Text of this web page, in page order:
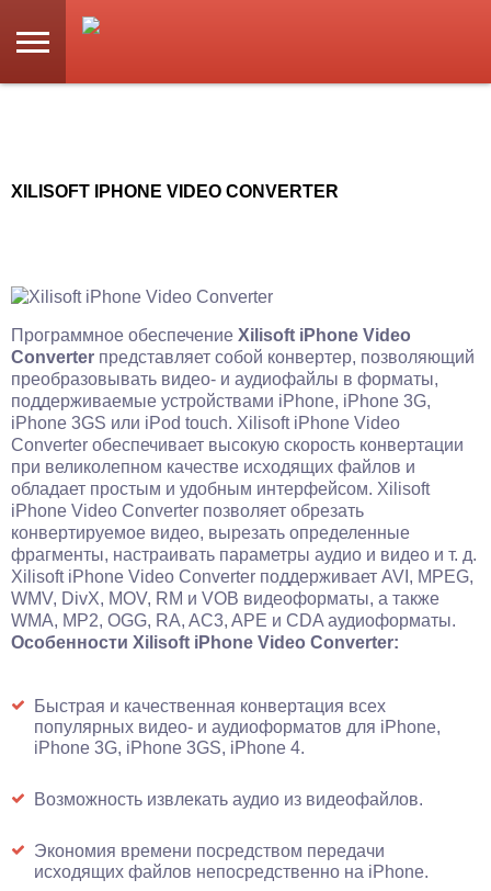
XILISOFT IPHONE VIDEO CONVERTER
Программное обеспечение Xilisoft iPhone Video
Converter представляет собой конвертер, позволяющий
преобразовывать видео- и аудиофайлы в форматы,
поддерживаемые устройствами iPhone, iPhone 3G,
iPhone 3GS или iPod touch. Xilisoft iPhone Video
Converter обеспечивает высокую скорость конвертации
при великолепном качестве исходящих файлов и
обладает простым и удобным интерфейсом. Xilisoft
iPhone Video Converter позволяет обрезать
конвертируемое видео, вырезать определенные
фрагменты, настраивать параметры аудио и видео и т. д.
Xilisoft iPhone Video Converter поддерживает AVI, MPEG,
WMV, DivX, MOV, RM и VOB видеоформаты, а также
WMA, MP2, OGG, RA, AC3, APE и CDA аудиоформаты.
Особенности Xilisoft iPhone Video Converter:
Быстрая и качественная конвертация всех
популярных видео- и аудиоформатов для iPhone,
iPhone 3G, iPhone 3GS, iPhone 4.
Возможность извлекать аудио из видеофайлов.
Экономия времени посредством передачи
исходящих файлов непосредственно на iPhone.